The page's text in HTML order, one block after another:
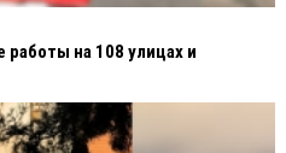
на 108 улицах и